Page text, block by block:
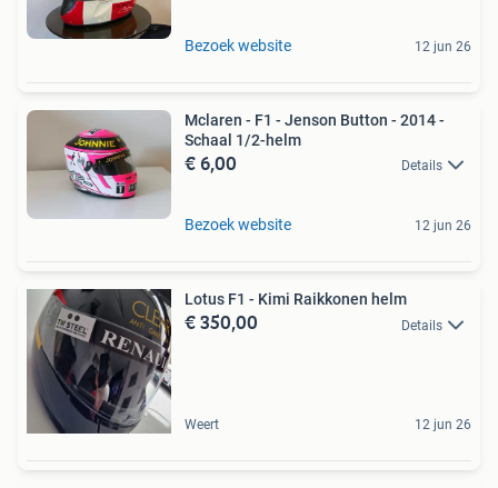
Bezoek website 12 jun 26
Mclaren - F1 - Jenson Button - 2014 -
Schaal 1/2-helm
€ 6,00 Details
Bezoek website 12 jun 26
Lotus F1 - Kimi Raikkonen helm
€ 350,00 Details
Weert 12 jun 26